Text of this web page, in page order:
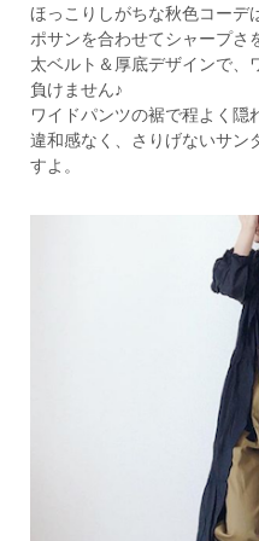
ほっこりしがちな秋色コーデ
ポサンを合わせてシャープさ
太ベルト＆厚底デザインで、
負けません♪
ワイドパンツの裾で程よく隠
違和感なく、さりげないサン
すよ。